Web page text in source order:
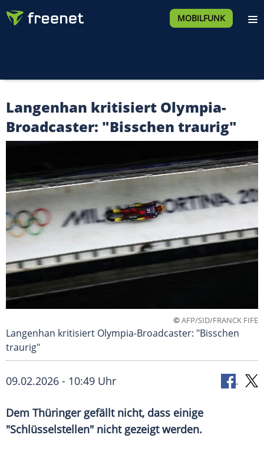
MOBILFUNK
Langenhan kritisiert Olympia-
Broadcaster: "Bisschen traurig"
©AFP/SID/FRANCK FIFE
Langenhan kritisiert Olympia-Broadcaster: "Bisschen
traurig"
09.02.2026 - 10:49 Uhr
Dem Thüringer gefällt nicht, dass einige
"Schlüsselstellen" nicht gezeigt werden.